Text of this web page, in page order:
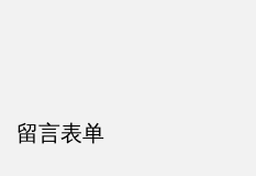
留言表单